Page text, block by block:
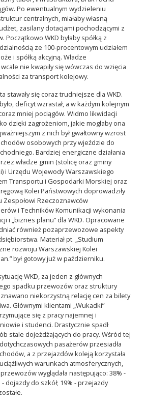
Po ewentualnym wydzieleniu
centralnych, miałaby własną
zasilany dotacjami pochodzącymi z
Początkowo WKD byłaby spółką z
ze 100-procentowym udziałem
i spółką akcyjną. Władze
nie kwapiły się wówczas do wzięcia
za transport kolejowy.
stawały się coraz trudniejsze dla WKD.
deficyt wzrastał, a w każdym kolejnym
mniej pociągów. Widmo likwidacji
dzięki zagrożeniom, jakie mogłaby ona
z nich był gwałtowny wzrost
osobowych przy wjeździe do
Bardziej energiczne działania
władze gmin (stolicę oraz gminy
i Urzędu Wojewody Warszawskiego
Transportu i Gospodarki Morskiej oraz
Kolei Państwowych doprowadziły
Zespołowi Rzeczoznawców
i Techników Komunikacji wykonania
i „biznes planu” dla WKD. Opracowane
również pozaprzewozowe aspekty
Materiał pt. „Studium
rozwoju Warszawskiej Kolei
był gotowy już w październiku.
WKD, za jeden z głównych
spadku przewozów oraz struktury
niekorzystną relację cen za bilety
Głównymi klientami „Wukadki”
się z pracy najemnej i
i studenci. Drastycznie spadł
stale dojeżdżających do pracy. Wśród tej
pasażerów przesiadła
a z przejazdów koleją korzystała
warunkach atmosferycznych,
wyglądała następująco: 38% -
dojazdy do szkół; 19% - przejazdy